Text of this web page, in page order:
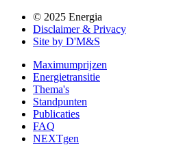
© 2025 Energia
Disclaimer & Privacy
Site by D'M&S
Maximumprijzen
Energietransitie
Thema's
Standpunten
Publicaties
FAQ
NEXTgen